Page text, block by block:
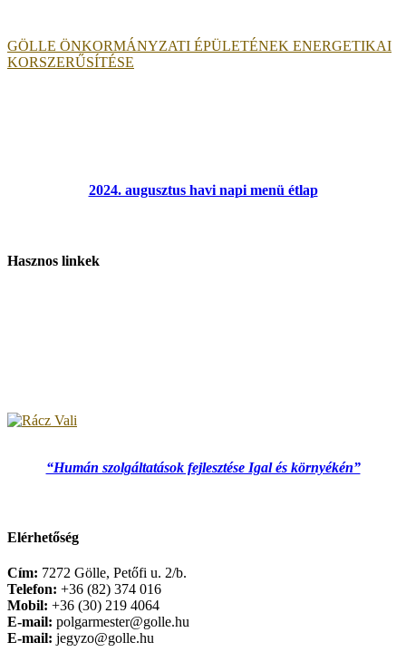
GÖLLE ÖNKORMÁNYZATI ÉPÜLETÉNEK ENERGETIKAI
KORSZERŰSÍTÉSE
2024. augusztus havi napi menü étlap
Hasznos linkek
“Humán szolgáltatások fejlesztése Igal és környékén”
Elérhetőség
Cím: 7272 Gölle, Petőfi u. 2/b.
Telefon: +36 (82) 374 016
Mobil: +36 (30) 219 4064
E-mail: polgarmester@golle.hu
E-mail: jegyzo@golle.hu